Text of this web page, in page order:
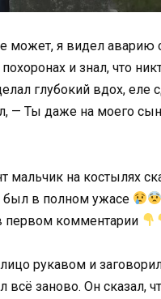
может, я видел аварию
и знал, что
глубокий вдох, еле
— Ты даже на моего
мальчик на костылях
был в полном ужасе
первом комментарии
рукавом и
всё заново. Он сказал,